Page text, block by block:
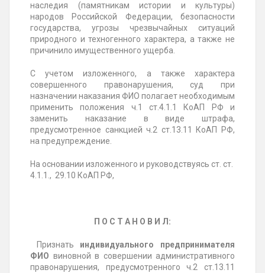
наследия (памятникам истории и культуры)
народов Российской Федерации, безопасности
государства, угрозы чрезвычайных ситуаций
природного и техногенного характера, а также не
причинило имущественного ущерба.
С учетом изложенного, а также характера
совершенного правонарушения, суд при
назначении наказания ФИО полагает необходимым
применить положения ч.1 ст.4.1.1 КоАП РФ и
заменить наказание в виде штрафа,
предусмотренное санкцией ч.2 ст.13.11 КоАП РФ,
на предупреждение.
На основании изложенного и руководствуясь ст. ст.
4.1.1., 29.10 КоАП РФ,
П О С Т А Н О В И Л:
Признать индивидуального предпринимателя
ФИО виновной в совершении административного
правонарушения, предусмотренного ч.2 ст.13.11